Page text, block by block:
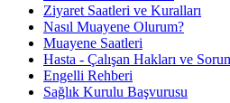
Ziyaret Saatleri ve Kuralları
Nasıl Muayene Olurum?
Muayene Saatleri
Hasta - Çalışan Hakları ve
Engelli Rehberi
Sağlık Kurulu Başvurusu